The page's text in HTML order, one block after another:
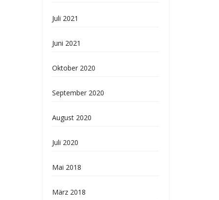
Juli 2021
Juni 2021
Oktober 2020
September 2020
August 2020
Juli 2020
Mai 2018
März 2018